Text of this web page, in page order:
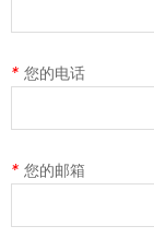
* 您的电话
* 您的邮箱